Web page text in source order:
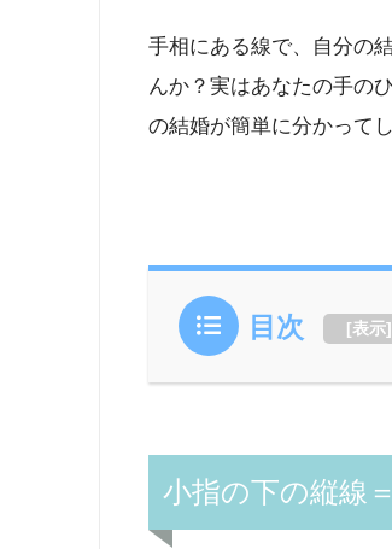
手相にある線で、自分の
んか？実はあなたの手の
の結婚が簡単に分かって
目次 [表示]
小指の下の縦線